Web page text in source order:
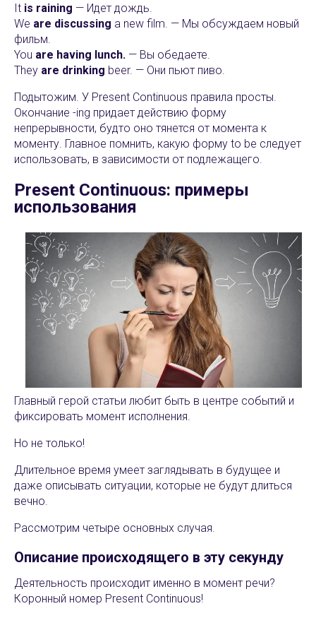
It is raining — Идет дождь.
We are discussing a new film. — Мы обсуждаем новый
фильм.
You are having lunch. — Вы обедаете.
They are drinking beer. — Они пьют пиво.
Подытожим. У Present Continuous правила просты.
Окончание -ing придает действию форму
непрерывности, будто оно тянется от момента к
моменту. Главное помнить, какую форму to be следует
использовать, в зависимости от подлежащего.
Present Continuous: примеры
использования
Главный герой статьи любит быть в центре событий и
фиксировать момент исполнения.
Но не только!
Длительное время умеет заглядывать в будущее и
даже описывать ситуации, которые не будут длиться
вечно.
Рассмотрим четыре основных случая.
Описание происходящего в эту секунду
Деятельность происходит именно в момент речи?
Коронный номер Present Continuous!